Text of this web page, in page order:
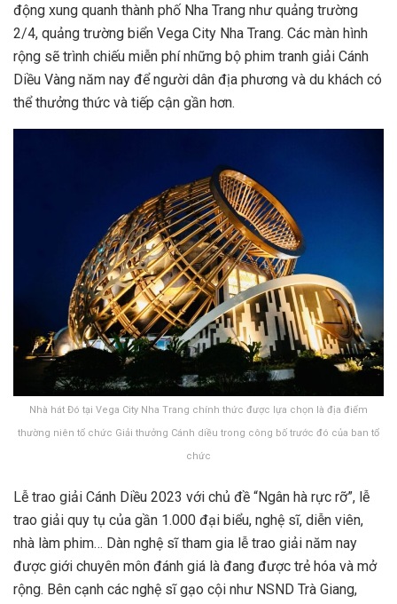
động xung quanh thành phố Nha Trang như quảng trường
2/4, quảng trường biển Vega City Nha Trang. Các màn hình
rộng sẽ trình chiếu miễn phí những bộ phim tranh giải Cánh
Diều Vàng năm nay để người dân địa phương và du khách có
thể thưởng thức và tiếp cận gần hơn.
Nhà hát Đó tại Vega City Nha Trang chính thức được lựa chọn là địa điểm
thường niên tổ chức Giải thưởng Cánh diều trong công bố trước đó của ban tổ
chức
Lễ trao giải Cánh Diều 2023 với chủ đề “Ngân hà rực rỡ”, lễ
trao giải quy tụ của gần 1.000 đại biểu, nghệ sĩ, diễn viên,
nhà làm phim… Dàn nghệ sĩ tham gia lễ trao giải năm nay
được giới chuyên môn đánh giá là đang được trẻ hóa và mở
rộng. Bên cạnh các nghệ sĩ gạo cội như NSND Trà Giang,